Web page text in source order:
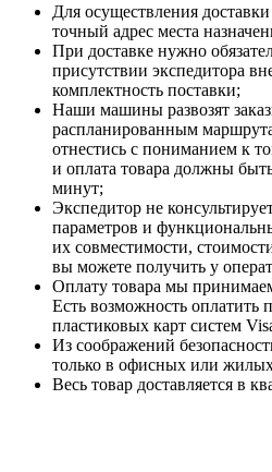
Для осуществления
точный адрес места
При доставке нужно
присутствии экспедитора
комплектность поставки;
Наши машины развозят
распланированным
отнестись с пониманием к
и оплата товара должны
минут;
Экспедитор не
параметров и
их совместимости,
вы можете получить у
Оплату товара мы
Есть возможность
пластиковых карт систем
Из соображений
только в офисных или
Весь товар доставляется в